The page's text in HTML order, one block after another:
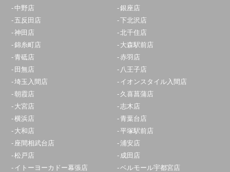
中野店
銀座店
五反田店
下北沢店
神田店
北千住店
錦糸町店
大森駅前店
青砥店
赤羽店
田無店
八王子店
埼玉入間店
イオンスタイル入間店
朝霞店
久喜菖蒲店
大宮店
志木店
横浜店
青葉台店
大和店
平塚駅前店
座間相武台店
浦安店
松戸店
成田店
イトーヨーカドー幕張店
ベルモール宇都宮店